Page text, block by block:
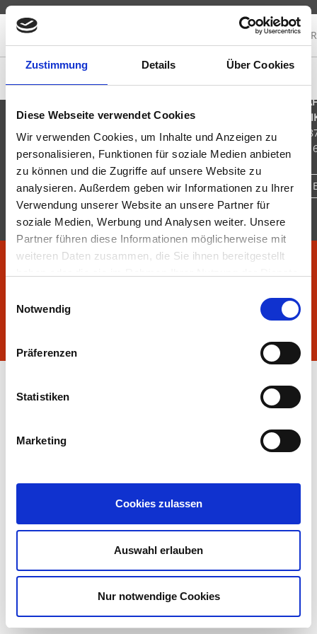
Zustimmung Details Über Cookies
Diese Webseite verwendet Cookies
Wir verwenden Cookies, um Inhalte und Anzeigen zu
personalisieren, Funktionen für soziale Medien anbieten
zu können und die Zugriffe auf unsere Website zu
analysieren. Außerdem geben wir Informationen zu Ihrer
Verwendung unserer Website an unsere Partner für
soziale Medien, Werbung und Analysen weiter. Unsere
Partner führen diese Informationen möglicherweise mit
weiteren Daten zusammen, die Sie ihnen bereitgestellt
Notwendig
Präferenzen
Statistiken
Marketing
Cookies zulassen
Auswahl erlauben
Nur notwendige Cookies
FIRMENGRUPPE
KONTAKT
WIR SIND GERNE
STADLER + SCHAAF
MESS- UND
Im Schlangengarten 20 / D-
Tel.: +49 6348 611-0 / Fax: +49
Schreiben Sie uns eine
AGB
DATENSCHUTZ
IMPRESSUM